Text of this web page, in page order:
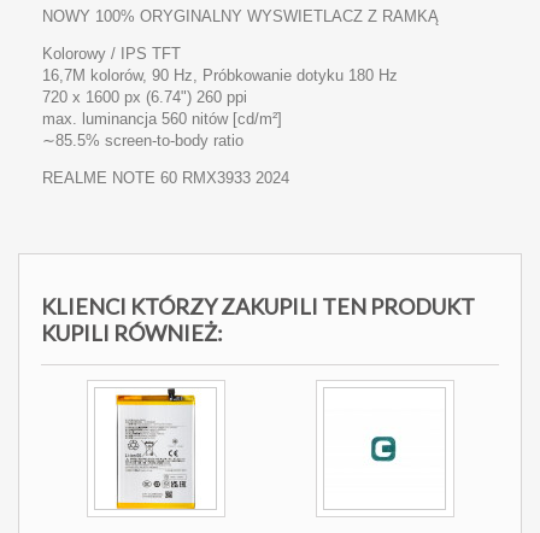
NOWY 100% ORYGINALNY WYSWIETLACZ Z RAMKĄ
Kolorowy / IPS TFT
16,7M kolorów, 90 Hz, Próbkowanie dotyku 180 Hz
720 x 1600 px (6.74") 260 ppi
max. luminancja 560 nitów [cd/m²]
∼85.5% screen-to-body ratio
REALME NOTE 60 RMX3933 2024
KLIENCI KTÓRZY ZAKUPILI TEN PRODUKT
KUPILI RÓWNIEŻ: